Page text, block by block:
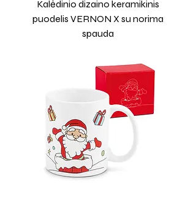
Kalėdinio dizaino keramikinis
puodelis VERNON X su norima
spauda